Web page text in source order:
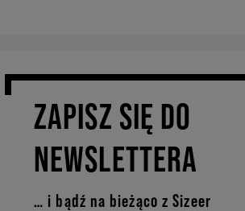
ZAPISZ SIĘ DO
NEWSLETTERA
… i bądź na bieżąco z Sizeer